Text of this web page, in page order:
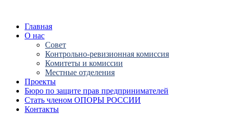
Главная
О нас
Совет
Контрольно-ревизионная комиссия
Комитеты и комиссии
Местные отделения
Проекты
Бюро по защите прав предпринимателей
Стать членом ОПОРЫ РОССИИ
Контакты